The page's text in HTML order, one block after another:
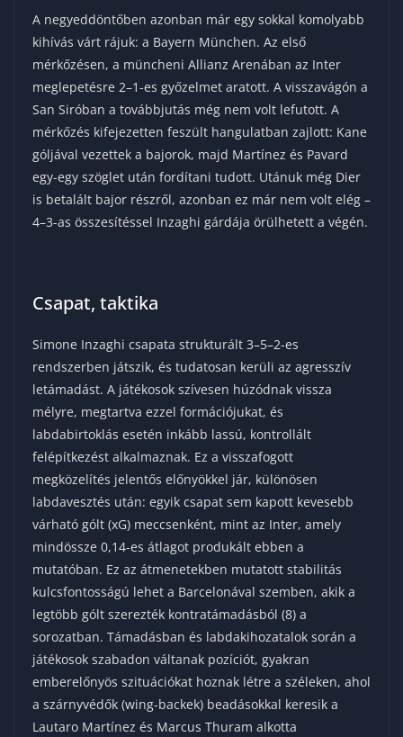
A negyeddöntőben azonban már egy sokkal komolyabb
kihívás várt rájuk: a Bayern München. Az első
mérkőzésen, a müncheni Allianz Arenában az Inter
meglepetésre 2–1-es győzelmet aratott. A visszavágón a
San Siróban a továbbjutás még nem volt lefutott. A
mérkőzés kifejezetten feszült hangulatban zajlott: Kane
góljával vezettek a bajorok, majd Martínez és Pavard
egy-egy szöglet után fordítani tudott. Utánuk még Dier
is betalált bajor részről, azonban ez már nem volt elég –
4–3-as összesítéssel Inzaghi gárdája örülhetett a végén.
Csapat, taktika
Simone Inzaghi csapata strukturált 3–5–2-es
rendszerben játszik, és tudatosan kerüli az agresszív
letámadást. A játékosok szívesen húzódnak vissza
mélyre, megtartva ezzel formációjukat, és
labdabirtoklás esetén inkább lassú, kontrollált
felépítkezést alkalmaznak. Ez a visszafogott
megközelítés jelentős előnyökkel jár, különösen
labdavesztés után: egyik csapat sem kapott kevesebb
várható gólt (xG) meccsenként, mint az Inter, amely
mindössze 0,14-es átlagot produkált ebben a
mutatóban. Ez az átmenetekben mutatott stabilitás
kulcsfontosságú lehet a Barcelonával szemben, akik a
legtöbb gólt szerezték kontratámadásból (8) a
sorozatban. Támadásban és labdakihozatalok során a
játékosok szabadon váltanak pozíciót, gyakran
emberelőnyös szituációkat hoznak létre a széleken, ahol
a szárnyvédők (wing-backek) beadásokkal keresik a
Lautaro Martínez és Marcus Thuram alkotta